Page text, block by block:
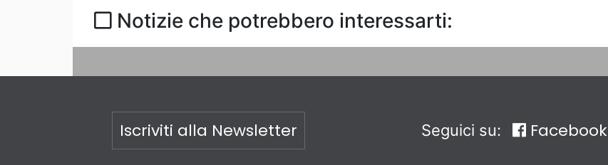
Notizie che potrebbero interessarti:
Iscriviti alla Newsletter Seguici su: Facebook